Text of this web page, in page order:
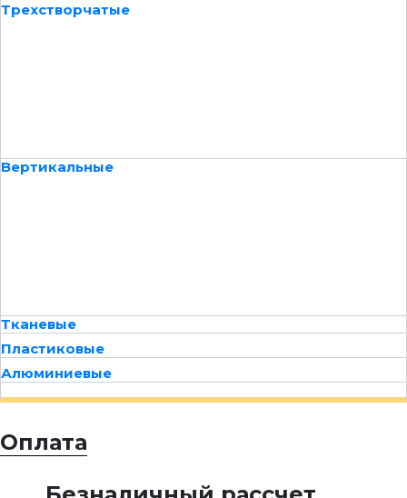
Трехстворчатые
Вертикальные
Тканевые
Пластиковые
Алюминиевые
Оплата